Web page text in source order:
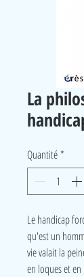
La
Quantité *
Le handicap
qu'est un
vie valait la
en loques et